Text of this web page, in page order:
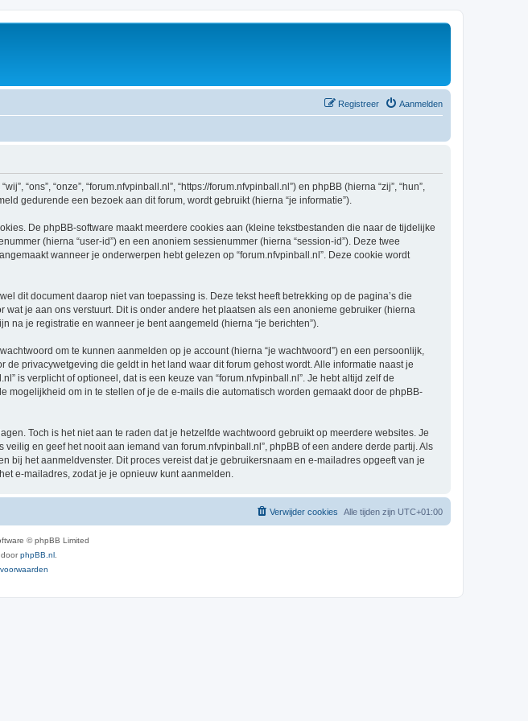
Aanmelden
Registreer
“ons”, “onze”, “forum.nfvpinball.nl”, “https://forum.nfvpinball.nl”) en phpBB (hierna “zij”, “hun”,
gedurende een bezoek aan dit forum, wordt gebruikt (hierna “je informatie”).
De phpBB-software maakt meerdere cookies aan (kleine tekstbestanden die naar de tijdelijke
(hierna “user-id”) en een anoniem sessienummer (hierna “session-id”). Deze twee
wanneer je onderwerpen hebt gelezen op “forum.nfvpinball.nl”. Deze cookie wordt
dit document daarop niet van toepassing is. Deze tekst heeft betrekking op de pagina’s die
je aan ons verstuurt. Dit is onder andere het plaatsen als een anonieme gebruiker (hierna
na je registratie en wanneer je bent aangemeld (hierna “je berichten”).
om te kunnen aanmelden op je account (hierna “je wachtwoord”) en een persoonlijk,
privacywetgeving die geldt in het land waar dit forum gehost wordt. Alle informatie naast je
is verplicht of optioneel, dat is een keuze van “forum.nfvpinball.nl”. Je hebt altijd zelf de
om in te stellen of je de e-mails die automatisch worden gemaakt door de phpBB-
Toch is het niet aan te raden dat je hetzelfde wachtwoord gebruikt op meerdere websites. Je
en geef het nooit aan iemand van forum.nfvpinball.nl”, phpBB of een andere derde partij. Als
bij het aanmeldvenster. Dit proces vereist dat je gebruikersnaam en e-mailadres opgeeft van je
e-mailadres, zodat je je opnieuw kunt aanmelden.
Alle tijden zijn UTC+01:00
Verwijder cookies
© phpBB Limited
doorphpBB.nl